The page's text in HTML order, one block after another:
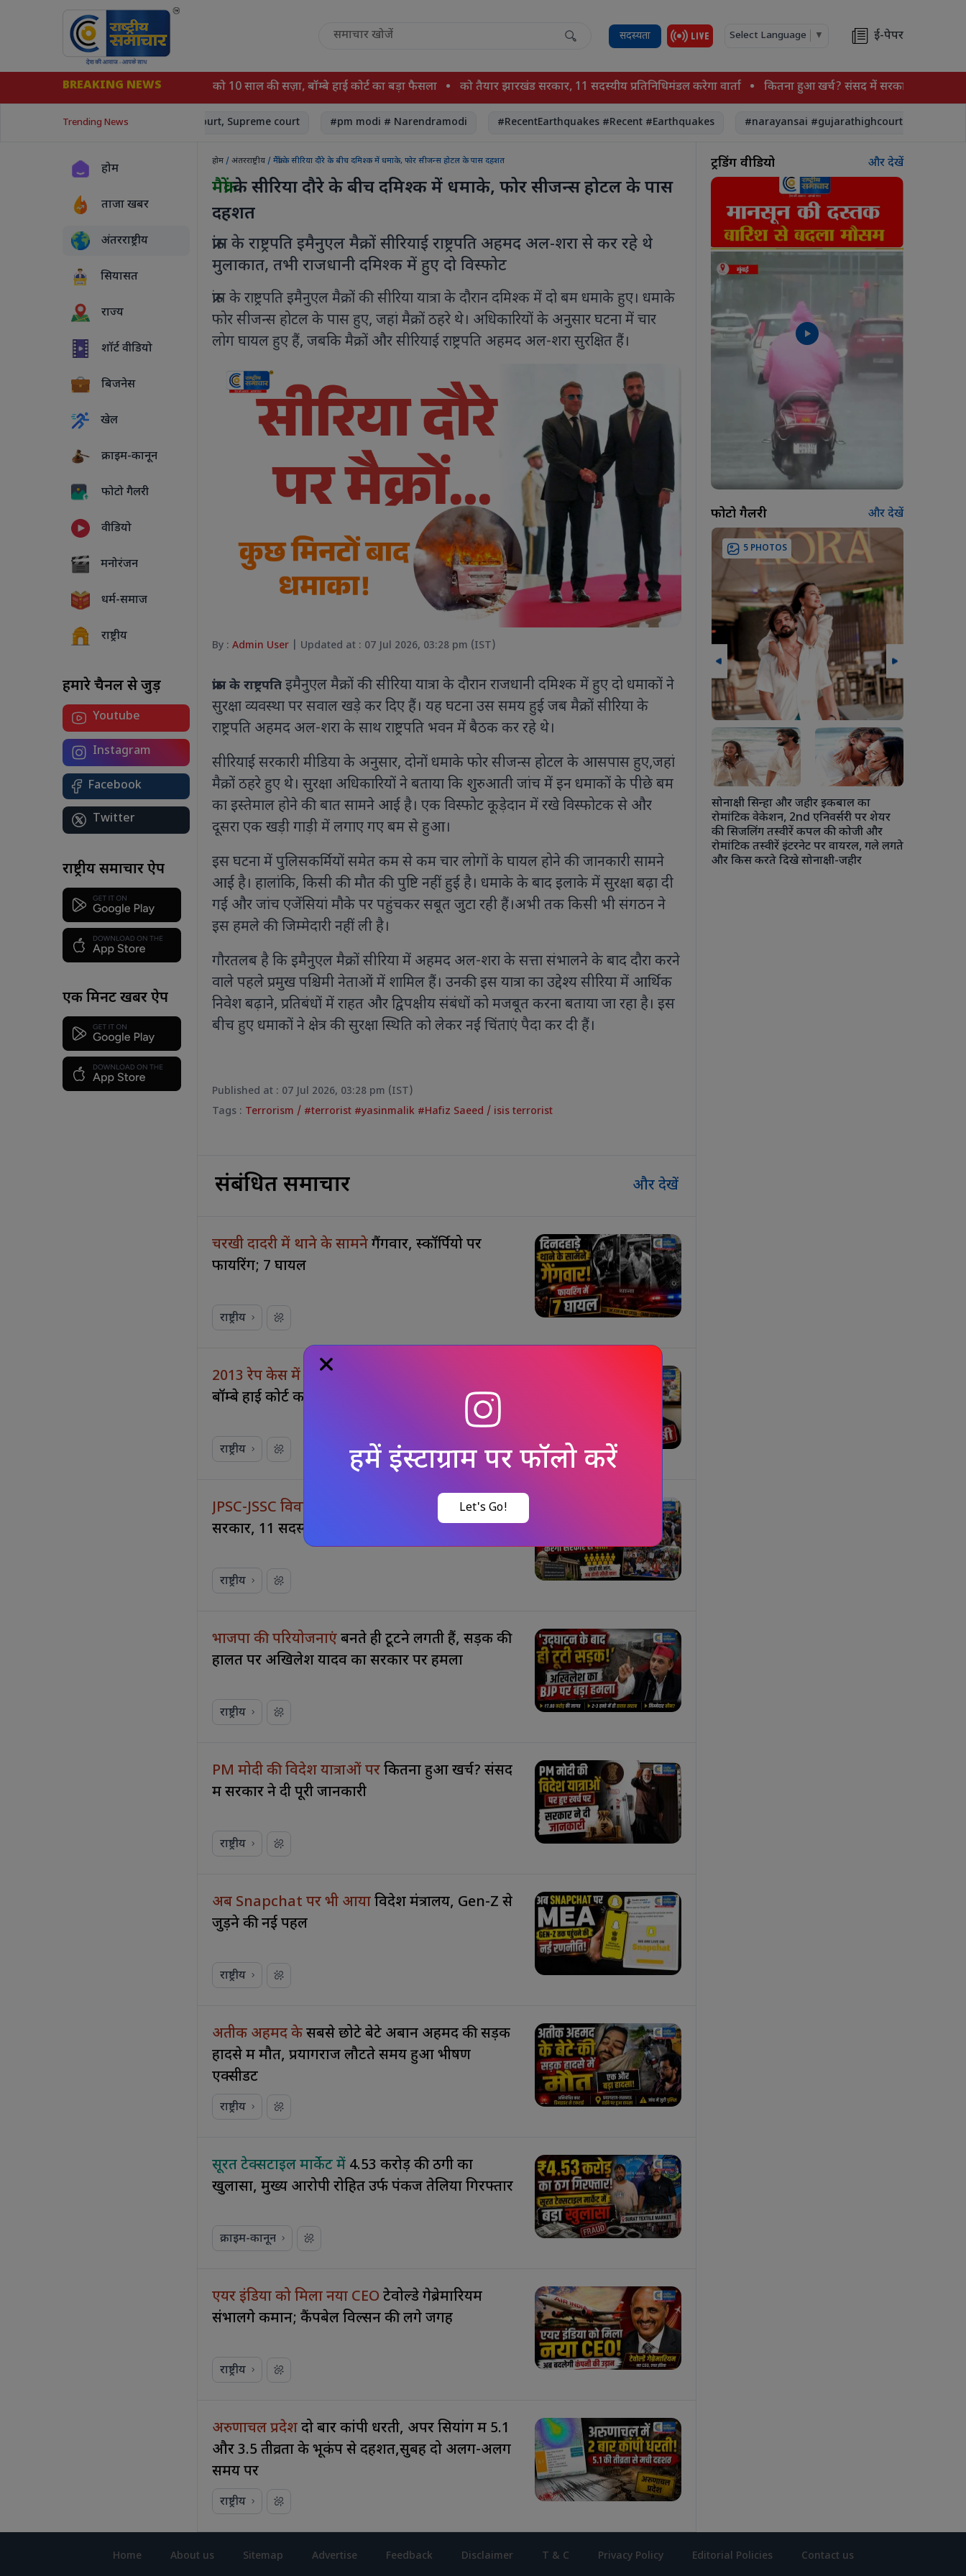
सदस्यता Select Language ▼ ई-पेपर
BREAKING NEWS
स्कॉर्पियो पर फायरिंग; 7 घायल को 10 साल की सज़ा, बॉम्बे हाई कोर्ट का बड़ा फैसला को तैयार झारखंड सरकार, 11 सदस्यीय प्रतिनिधिमंडल करेगा वार्ता कितना हुआ खर्च? संसद में सरकार ने दी पूरी जानकारी
Trending News
World News #court, Supreme court #pm modi # Narendramodi #RecentEarthquakes #Recent #Earthquakes #narayansai #gujarathighcourt
हमें इंस्टाग्राम पर फॉलो करें
Let's Go!
होम
ताजा खबर
अंतरराष्ट्रीय
सियासत
राज्य
शॉर्ट वीडियो
बिजनेस
खेल
क्राइम-कानून
फोटो गैलरी
वीडियो
मनोरंजन
धर्म-समाज
राष्ट्रीय
हमारे चैनल से जुड़ें
Youtube
Instagram
Facebook
Twitter
राष्ट्रीय समाचार ऐप
एक मिनट खबर ऐप
होम /अंतरराष्ट्रीय / मैक्रों के सीरिया दौरे के बीच दमिश्क में धमाके, फोर सीजन्स होटल के पास दहशत
मैक्रोंके सीरिया दौरे के बीच दमिश्क में धमाके, फोर सीजन्स होटल के पास
दहशत
फ्रांस के राष्ट्रपति इमैनुएल मैक्रों सीरियाई राष्ट्रपति अहमद अल-शरा से कर रहे थे
मुलाकात, तभी राजधानी दमिश्क में हुए दो विस्फोट
फ्रांस के राष्ट्रपति इमैनुएल मैक्रों की सीरिया यात्रा के दौरान दमिश्क में दो बम धमाके हुए। धमाके
फोर सीजन्स होटल के पास हुए, जहां मैक्रों ठहरे थे। अधिकारियों के अनुसार घटना में चार
लोग घायल हुए हैं, जबकि मैक्रों और सीरियाई राष्ट्रपति अहमद अल-शरा सुरक्षित हैं।
By :Admin User | Updated at : 07 Jul 2026, 03:28 pm (IST)
फ्रांस के राष्ट्रपति इमैनुएल मैक्रों की सीरिया यात्रा के दौरान राजधानी दमिश्क में हुए दो धमाकों ने
सुरक्षा व्यवस्था पर सवाल खड़े कर दिए हैं। यह घटना उस समय हुई जब मैक्रों सीरिया के
राष्ट्रपति अहमद अल-शरा के साथ राष्ट्रपति भवन में बैठक कर रहे थे।
सीरियाई सरकारी मीडिया के अनुसार, दोनों धमाके फोर सीजन्स होटल के आसपास हुए,जहां
मैक्रों ठहरे हुए थे। सुरक्षा अधिकारियों ने बताया कि शुरुआती जांच में इन धमाकों के पीछे बम
का इस्तेमाल होने की बात सामने आई है। एक विस्फोट कूड़ेदान में रखे विस्फोटक से और
दूसरा एक खड़ी गाड़ी में लगाए गए बम से हुआ।
इस घटना में पुलिसकर्मियों समेत कम से कम चार लोगों के घायल होने की जानकारी सामने
आई है। हालांकि, किसी की मौत की पुष्टि नहीं हुई है। धमाके के बाद इलाके में सुरक्षा बढ़ा दी
गई और जांच एजेंसियां मौके पर पहुंचकर सबूत जुटा रही हैं।अभी तक किसी भी संगठन ने
इस हमले की जिम्मेदारी नहीं ली है।
गौरतलब है कि इमैनुएल मैक्रों सीरिया में अहमद अल-शरा के सत्ता संभालने के बाद दौरा करने
वाले पहले प्रमुख पश्चिमी नेताओं में शामिल हैं। उनकी इस यात्रा का उद्देश्य सीरिया में आर्थिक
निवेश बढ़ाने, प्रतिबंधों में राहत और द्विपक्षीय संबंधों को मजबूत करना बताया जा रहा है। इस
बीच हुए धमाकों ने क्षेत्र की सुरक्षा स्थिति को लेकर नई चिंताएं पैदा कर दी हैं।
Published at : 07 Jul 2026, 03:28 pm (IST)
Tags : Terrorism/ #terrorist #yasinmalik #Hafiz Saeed/ isis terrorist
संबंधित समाचार और देखें
चरखी दादरी में थाने के सामनेगैंगवार, स्कॉर्पियो पर
फायरिंग; 7 घायल
राष्ट्रीय
2013 रेप केस में तरुण तेजपाल
बॉम्बे हाई कोर्ट का बड़ा फैसला
राष्ट्रीय
JPSC-JSSC विवाद: छात्रों से बातचीत
को तैयार झारखंड
सरकार, 11 सदस्यीय प्रतिनिधिमंडल करेगा वार्ता
राष्ट्रीय
भाजपा की परियोजनाएंबनते ही टूटने लगती हैं, सड़क की
हालत पर अखिलेश यादव का सरकार पर हमला
राष्ट्रीय
PM मोदी की विदेश यात्राओं परकितना हुआ खर्च? संसद
में सरकार ने दी पूरी जानकारी
राष्ट्रीय
अब Snapchat पर भी आयाविदेश मंत्रालय, Gen-Z से
जुड़ने की नई पहल
राष्ट्रीय
अतीक अहमद केसबसे छोटे बेटे अबान अहमद की सड़क
हादसे में मौत, प्रयागराज लौटते समय हुआ भीषण
एक्सीडेंट
राष्ट्रीय
सूरत टेक्सटाइल मार्केट में ₹4.53 करोड़ की ठगी का
खुलासा, मुख्य आरोपी रोहित उर्फ पंकज तेलिया गिरफ्तार
क्राइम-कानून
एयर इंडिया को मिला नया CEOटेवोल्डे गेब्रेमारियम
संभालेंगे कमान; कैंपबेल विल्सन की लेंगे जगह
राष्ट्रीय
अरुणाचल प्रदेशदो बार कांपी धरती, अपर सियांग में 5.1
और 3.5 तीव्रता के भूकंप से दहशत,सुबह दो अलग-अलग
समय पर
राष्ट्रीय
ट्रेंडिंग वीडियो और देखें
फोटो गैलरी और देखें
योग सिर्फ एक दिन नहीं, जीवन का मंत्र है:
कोलकाता से पीएम मोदी का देश को संदेश
अंतरराष्ट्रीय योग दिवस 2026 पर पीएम मोदी
ने कोलकाता में किया योगाभ्यास, कहा-
स्वस्थ और संतुलित जीवन के लिए योग को
बनाएं दैनिक आदत।
रॉयल एस्कॉट 2026 में सारा अली खान का
शाही अंदाज, हेनरी कैविल संग तस्वीरों ने
बटोरी सुर्खियां ऑफ-व्हाइट एलिगेंट
आउटफिट, विंटेज हैट और क्लासिक
एक्सेसरीज के साथ सारा अली खान ने सबका
9 PHOTOS
एवियन में आयोजित जी7 सम्मेलन के दौरान
विश्व नेताओं के साथ हुई अहम मुलाकात मानव
कल्याण और वैश्विक सहयोग को बढ़ावा देने
पर बनी सहमति।
8 PHOTOS
सोनाक्षी सिन्हा और जहीर इकबाल का
रोमांटिक वेकेशन, 2nd एनिवर्सरी पर शेयर
की सिजलिंग तस्वीरें कपल की कोजी और
रोमांटिक तस्वीरें इंटरनेट पर वायरल, गले लगते
और किस करते दिखे सोनाक्षी-जहीर
5 PHOTOS
Home About us Sitemap Advertise Feedback Disclaimer T & C Privacy Policy Editorial Policies Contact us